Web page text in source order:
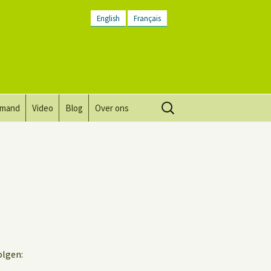
English Français
Video Blog Over ons
Zoeken
naar: